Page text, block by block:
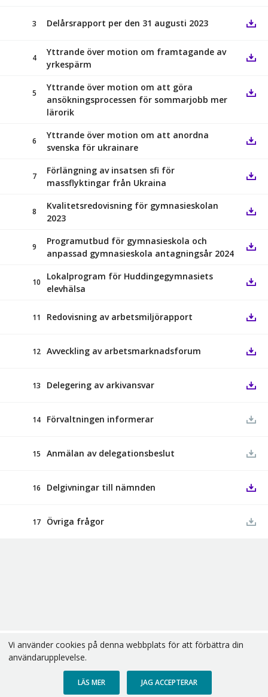
3 Delårsrapport per den 31 augusti 2023
4
Yttrande över motion om framtagande av
yrkespärm
5
Yttrande över motion om att göra
ansökningsprocessen för sommarjobb mer
lärorik
6
Yttrande över motion om att anordna
svenska för ukrainare
7
Förlängning av insatsen sfi för
massflyktingar från Ukraina
8
Kvalitetsredovisning för gymnasieskolan
2023
9
Programutbud för gymnasieskola och
anpassad gymnasieskola antagningsår 2024
10
Lokalprogram för Huddingegymnasiets
elevhälsa
11 Redovisning av arbetsmiljörapport
12 Avveckling av arbetsmarknadsforum
13 Delegering av arkivansvar
14 Förvaltningen informerar
15 Anmälan av delegationsbeslut
16 Delgivningar till nämnden
17 Övriga frågor
Copyright В© 2026
Vi använder cookies på denna webbplats för att förbättra din
användarupplevelse.